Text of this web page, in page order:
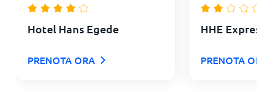
Hotel Hans Egede
PRENOTA ORA
HHE Express
PRENOTA ORA